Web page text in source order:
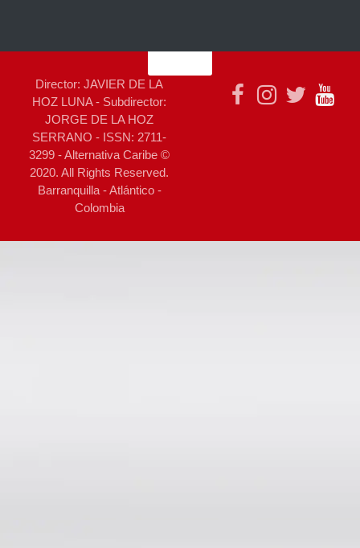
Director: JAVIER DE LA
HOZ LUNA - Subdirector:
JORGE DE LA HOZ
SERRANO - ISSN: 2711-
3299 - Alternativa Caribe ©
2020. All Rights Reserved.
Barranquilla - Atlántico -
Colombia